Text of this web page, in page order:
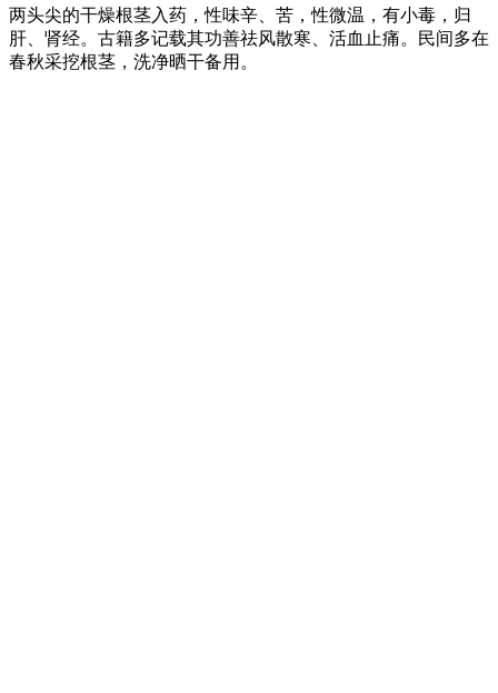
两头尖的干燥根茎入药，性味辛、苦，性微温，有小毒，归
肝、肾经。古籍多记载其功善祛风散寒、活血止痛。民间多在
春秋采挖根茎，洗净晒干备用。